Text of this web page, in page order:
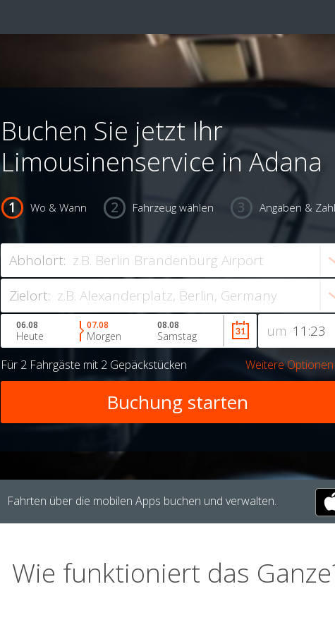
Buchen Sie jetzt Ihr
Limousinenservice in Adana
Wo & Wann Fahrzeug wählen Angaben &
Abholort:
Zielort:
um
06.08
Heute
07.08
Morgen
08.08
Samstag
Für 2 Fahrgäste mit 2 Gepäckstücken Weitere Optionen
Fahrten über die mobilen Apps buchen und verwalten.
Wie funktioniert das